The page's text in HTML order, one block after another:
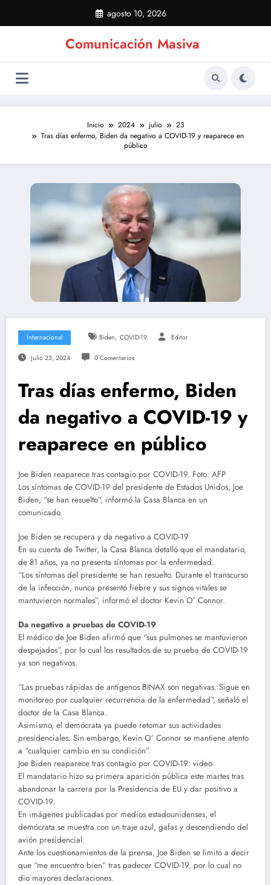
contenido
agosto 10, 2026
Comunicación Masiva
Inicio 2024 julio
23
Tras días enfermo, Biden da negativo a COVID-19 y reaparece en
público
Internacional Biden, COVID-19 Editor
Julio 23, 2024 0 Comentarios
Tras días enfermo, Biden
da negativo a COVID-19 y
reaparece en público
Joe Biden reaparece tras contagio por COVID-19. Foto: AFP
Los síntomas de COVID-19 del presidente de Estados Unidos, Joe
Biden, “se han resuelto”, informó la Casa Blanca en un
comunicado.
Joe Biden se recupera y da negativo a COVID-19
En su cuenta de Twitter, la Casa Blanca detalló que el mandatario,
de 81 años, ya no presenta síntomas por la enfermedad.
“Los síntomas del presidente se han resuelto. Durante el transcurso
de la infección, nunca presentó fiebre y sus signos vitales se
mantuvieron normales”, informó el doctor Kevin O’ Connor.
Da negativo a pruebas de COVID-19
El médico de Joe Biden afirmó que “sus pulmones se mantuvieron
despejados”, por lo cual los resultados de su prueba de COVID-19
ya son negativos.
“Las pruebas rápidas de antígenos BINAX son negativas. Sigue en
monitoreo por cualquier recurrencia de la enfermedad”, señaló el
doctor de la Casa Blanca.
Asimismo, el demócrata ya puede retomar sus actividades
presidenciales. Sin embargo, Kevin O’ Connor se mantiene atento
a “cualquier cambio en su condición”.
Joe Biden reaparece tras contagio por COVID-19: video
El mandatario hizo su primera aparición pública este martes tras
abandonar la carrera por la Presidencia de EU y dar positivo a
COVID-19.
En imágenes publicadas por medios estadounidenses, el
demócrata se muestra con un traje azul, gafas y descendiendo del
avión presidencial.
Ante los cuestionamientos de la prensa, Joe Biden se limitó a decir
que “me encuentro bien” tras padecer COVID-19, por lo cual no
dio mayores declaraciones.